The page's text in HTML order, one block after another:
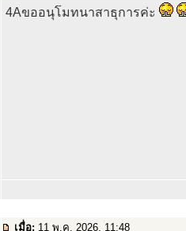
4Aขออนุโมทนาสาธุการค่ะ
เมื่อ: 11 พ.ค. 2026, 11:48